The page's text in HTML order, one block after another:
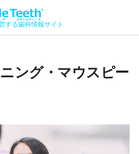
する歯科情報サイト
ング・マウスピー